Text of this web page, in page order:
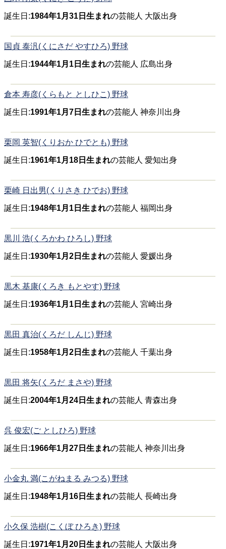
誕生日:1984年1月31日生まれの芸能人 大阪出身
国貞 泰汎(くにさだ やすひろ) 野球
誕生日:1944年1月1日生まれの芸能人 広島出身
倉本 寿彦(くらもと としひこ) 野球
誕生日:1991年1月7日生まれの芸能人 神奈川出身
栗岡 英智(くりおか ひでとも) 野球
誕生日:1961年1月18日生まれの芸能人 愛知出身
栗崎 日出男(くりさき ひでお) 野球
誕生日:1948年1月1日生まれの芸能人 福岡出身
黒川 浩(くろかわ ひろし) 野球
誕生日:1930年1月2日生まれの芸能人 愛媛出身
黒木 基康(くろき もとやす) 野球
誕生日:1936年1月1日生まれの芸能人 宮崎出身
黒田 真治(くろだ しんじ) 野球
誕生日:1958年1月2日生まれの芸能人 千葉出身
黒田 将矢(くろだ まさや) 野球
誕生日:2004年1月24日生まれの芸能人 青森出身
呉 俊宏(ご としひろ) 野球
誕生日:1966年1月27日生まれの芸能人 神奈川出身
小金丸 満(こがねまる みつる) 野球
誕生日:1948年1月16日生まれの芸能人 長崎出身
小久保 浩樹(こくぼ ひろき) 野球
誕生日:1971年1月20日生まれの芸能人 大阪出身